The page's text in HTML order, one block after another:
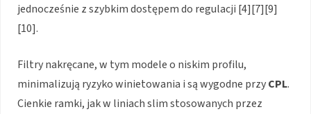
jednocześnie z szybkim dostępem do regulacji [4][7][9]
[10].
Filtry nakręcane, w tym modele o niskim profilu,
minimalizują ryzyko winietowania i są wygodne przyCPL.
Cienkie ramki, jak w liniach slim stosowanych przez